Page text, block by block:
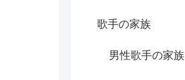
歌手の家族
男性歌手の家族